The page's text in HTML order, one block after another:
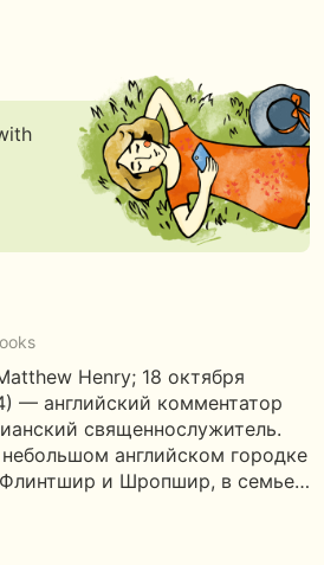
Henry; 18 октября
— английский комментатор
священнослужитель.
английском городке
Флинтшир и Шропшир, в семье…